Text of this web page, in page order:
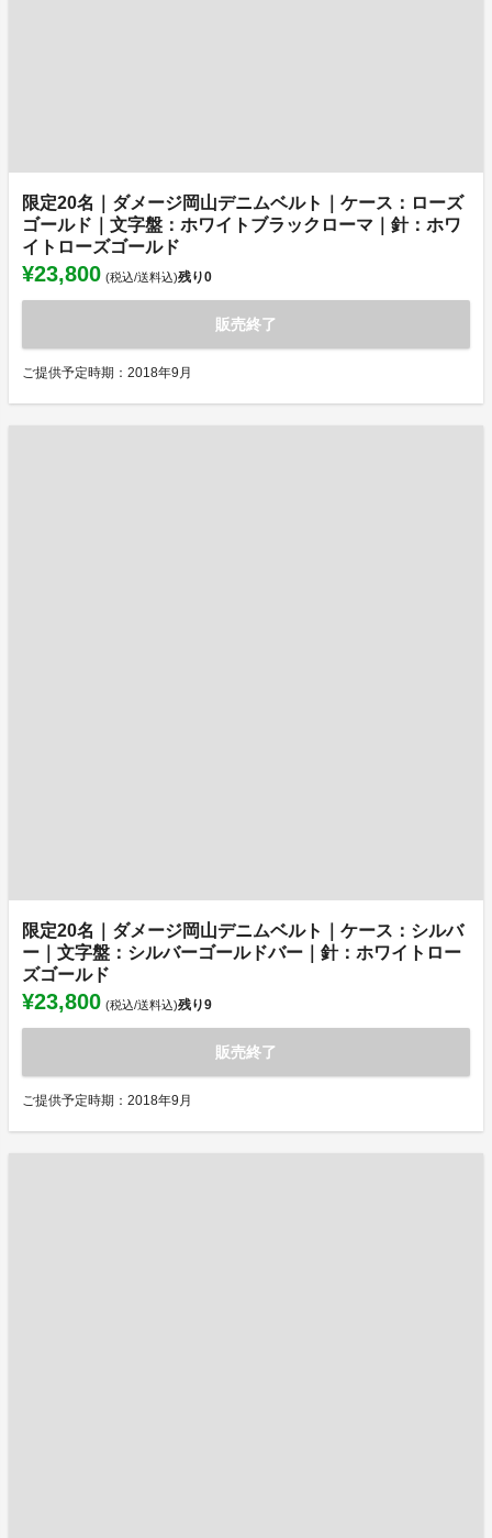
限定20名｜ダメージ岡山デニムベルト｜ケース：ローズ
ゴールド｜文字盤：ホワイトブラックローマ｜針：ホワ
イトローズゴールド
¥23,800 (税込/送料込)残り0
販売終了
ご提供予定時期：2018年9月
限定20名｜ダメージ岡山デニムベルト｜ケース：シルバ
ー｜文字盤：シルバーゴールドバー｜針：ホワイトロー
ズゴールド
¥23,800 (税込/送料込)残り9
販売終了
ご提供予定時期：2018年9月